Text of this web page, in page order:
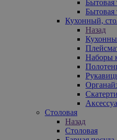
Бытовая
Бытовая
Кухонный,
Назад
Наборы
Столовая
Назад
Столовая